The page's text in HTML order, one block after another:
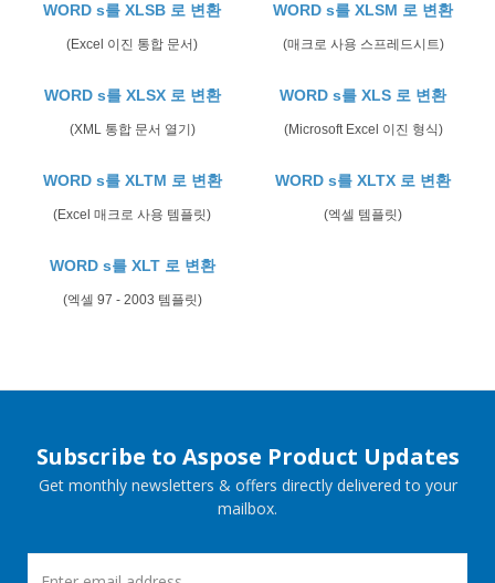
WORD s를 XLSB 로 변환
(Excel 이진 통합 문서)
WORD s를 XLSM 로 변환
(매크로 사용 스프레드시트)
WORD s를 XLSX 로 변환
(XML 통합 문서 열기)
WORD s를 XLS 로 변환
(Microsoft Excel 이진 형식)
WORD s를 XLTM 로 변환
(Excel 매크로 사용 템플릿)
WORD s를 XLTX 로 변환
(엑셀 템플릿)
WORD s를 XLT 로 변환
(엑셀 97 - 2003 템플릿)
Subscribe to Aspose Product Updates
Get monthly newsletters & offers directly delivered to your
mailbox.